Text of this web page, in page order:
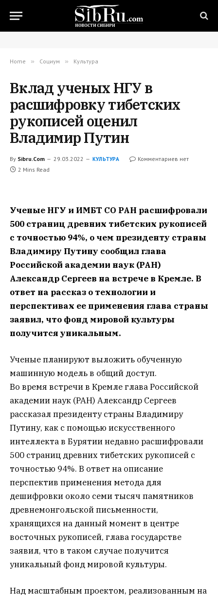
Home » Социум » Культура
Вклад ученых НГУ в
расшифровку тибетских
рукописей оценил
Владимир Путин
By Sibru.Com 29.03.2022 КУЛЬТУРА
Комментариев нет
2 Mins Read
Ученые НГУ и ИМБТ СО РАН расшифровали
500 страниц древних тибетских рукописей
с точностью 94%, о чем президенту страны
Владимиру Путину сообщил глава
Российской академии наук (РАН)
Александр Сергеев на встрече в Кремле. В
ответ на рассказ о технологии и
перспективах ее применения глава страны
заявил, что фонд мировой культуры
получится уникальным.
Ученые планируют выложить обученную
машинную модель в общий доступ.
Во время встречи в Кремле глава Российской
академии наук (РАН) Александр Сергеев
рассказал президенту страны Владимиру
Путину, как с помощью искусственного
интеллекта в Бурятии недавно расшифровали
500 страниц древних тибетских рукописей с
точностью 94%. В ответ на описание
перспектив применения метода для
дешифровки около семи тысяч памятников
древнемонгольской письменности,
хранящихся на данный момент в центре
восточных рукописей, глава государстве
заявил, что в таком случае получится
уникальный фонд мировой культуры.
Над масштабным проектом, реализованным на